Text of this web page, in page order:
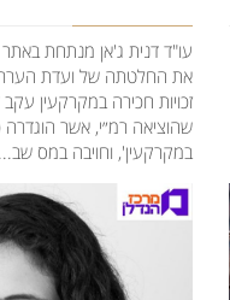
עו"ד דנית ג'אן מנתחת באתר
את החלטתה של ועדת הערר
זכויות חכירה במקרקעין
שהוציאה רמ״י, אשר הוגדרה
במקרקעין', וחויבה במס שב...